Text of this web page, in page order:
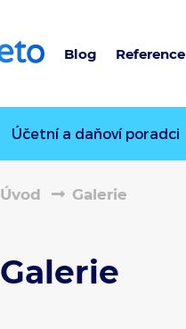
Blog Reference
Účetní a daňoví poradci
Úvod Galerie
Galerie